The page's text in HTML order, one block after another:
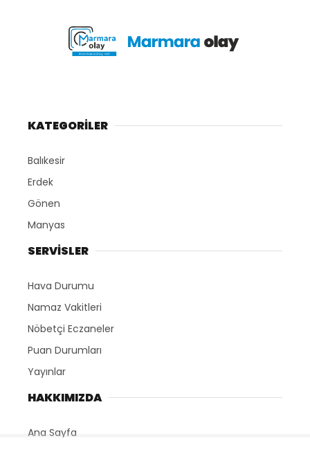
KATEGORİLER
Balıkesir
Erdek
Gönen
Manyas
SERVİSLER
Hava Durumu
Namaz Vakitleri
Nöbetçi Eczaneler
Puan Durumları
Yayınlar
HAKKIMIZDA
Ana Sayfa